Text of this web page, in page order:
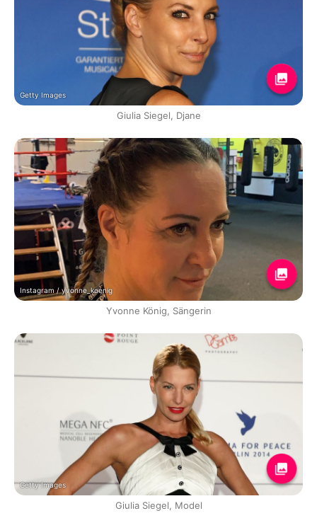
Getty Images
Giulia Siegel, Djane
Instagram / yvonne_koenig
Yvonne König, Sängerin
Getty Images
Giulia Siegel, Model